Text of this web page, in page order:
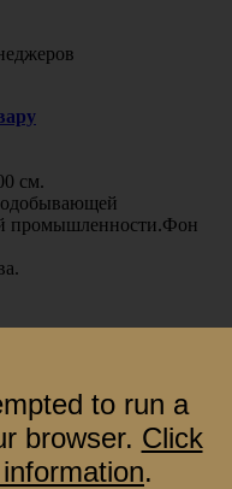
см.
промышленности.Фон
to run a
browser. Click
.